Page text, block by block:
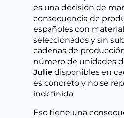
es una decisión de
consecuencia de
españoles con
seleccionados y sin
cadenas de producción
número de unidades
Julie disponibles en
es concreto y no se
indefinida.
Eso tiene una